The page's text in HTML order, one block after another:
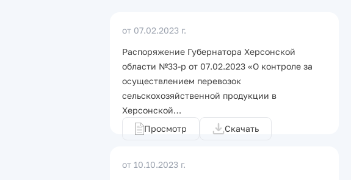
от 07.02.2023 г.
Распоряжение Губернатора Херсонской
области №33-р от 07.02.2023 «О контроле за
осуществлением перевозок
сельскохозяйственной продукции в
Херсонской…
Просмотр
Скачать
от 10.10.2023 г.